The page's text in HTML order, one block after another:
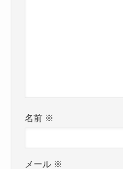
名前 ※
メール ※